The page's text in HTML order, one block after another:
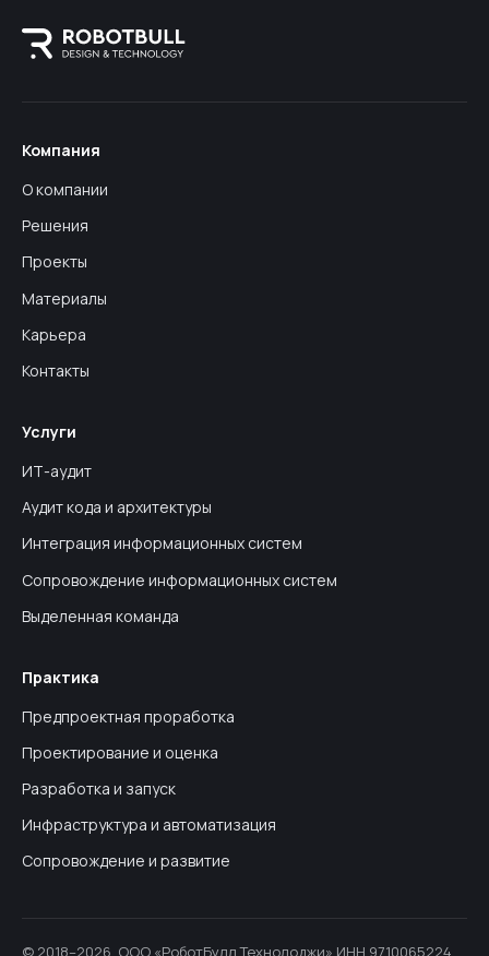
Компания
О компании
Решения
Проекты
Материалы
Карьера
Контакты
Услуги
ИТ-аудит
Аудит кода и архитектуры
Интеграция информационных систем
Сопровождение информационных систем
Выделенная команда
Практика
Предпроектная проработка
Проектирование и оценка
Разработка и запуск
Инфраструктура и автоматизация
Сопровождение и развитие